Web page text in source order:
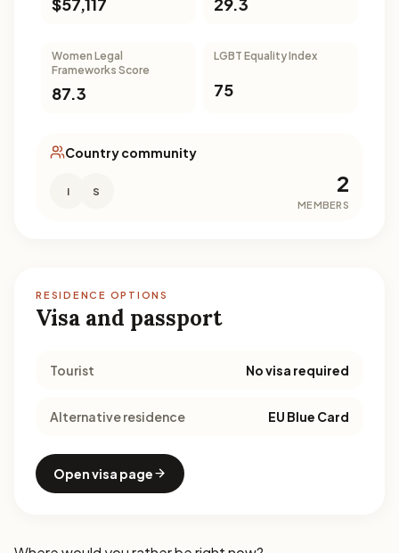
Women Legal
Frameworks Score
87.3
LGBT Equality Index
75
Country community
I S 2
MEMBERS
RESIDENCE OPTIONS
Visa and passport
Tourist No visa required
Alternative residence EU Blue Card
Open visa page